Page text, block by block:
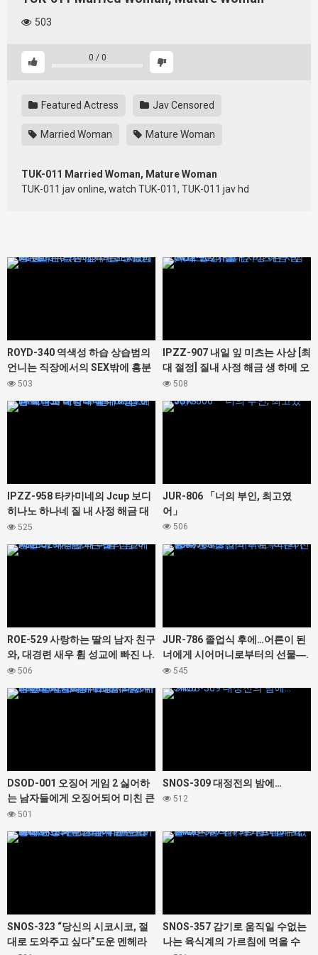
503
0 / 0
Featured Actress Jav Censored
Married Woman Mature Woman
TUK-011 Married Woman, Mature Woman
TUK-011 jav online, watch TUK-011, TUK-011 jav hd
427348
ROYD-340 역색성 하습 상습범의
언니는 직장에서의 SEX밖에 흥분
할 수 없는 성욕 몬스터였다. 봉 미
503
427412
IPZZ-907 내일 잎 미츠는 사상 [최
대 절정] 질내 사정 해금 생 하메 오
르가즘
508
427442
IPZZ-958 타카미네의 Jcup 보디
히나노 하나네 질 내 사정 해금 대
난교 노컷 SP 총 16명 20발 오버의
525
427378
JUR-806 「너의 부인, 최고였
어」
506
427328
ROE-529 사랑하는 딸의 남자 친구
와, 대경련 새우 휨 성교에 빠진 나.
이나모리 마사
506
427366
JUR-786 졸업식 후에…어른이 된
너에게 시어머니로부터의 선물―.
순회
545
427300
DSOD-001 오징어 게임 2 싫어하
는 남자들에게 오징어되어 미친 큰
가슴 그녀. 미조노 와카 유라카나
히라기 모미지
501
427456
SNOS-309 대정전의 밤에…
512
427460
SNOS-323 “당신의 시코시코, 절
대로 도와주고 싶다”도운 멘헤라
427468
SNOS-357 감기로 움직일 수없는
나는 육식계의 가르침에 먹을 수